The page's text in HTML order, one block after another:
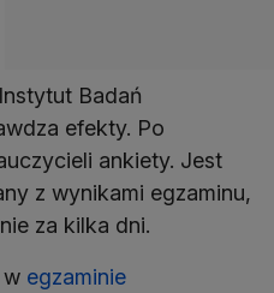
Badań
efekty. Po
ankiety. Jest
z wynikami egzaminu,
za kilka dni.
w egzaminie